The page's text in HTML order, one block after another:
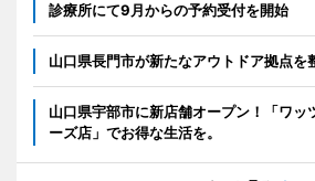
診療所にて9月からの予約受付を開始
山口県長門市が新たなアウトドア拠点を
山口県宇部市に新店舗オープン！「ワ
ーズ店」でお得な生活を。